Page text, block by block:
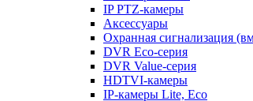
IP PTZ-камеры
Аксессуары
Охранная сигнализация
DVR Eco-серия
DVR Value-серия
HDTVI-камеры
IP-камеры Lite, Eco